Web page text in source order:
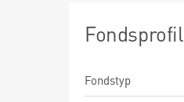
Fondsprofil
Fondstyp